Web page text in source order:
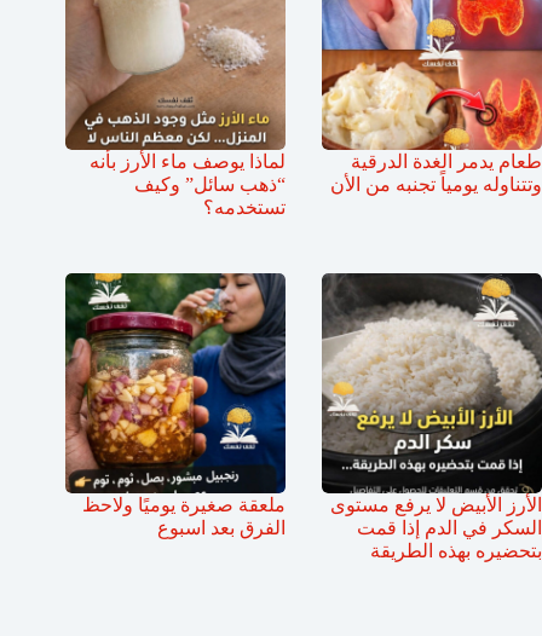
طعام يدمر الغدة الدرقية
وتتناوله يومياً تجنبه من الأن
لماذا يوصف ماء الأرز بأنه
“ذهب سائل” وكيف
تستخدمه؟
الأرز الأبيض لا يرفع مستوى
السكر في الدم إذا قمت
بتحضيره بهذه الطريقة
ملعقة صغيرة يوميًا ولاحظ
الفرق بعد اسبوع